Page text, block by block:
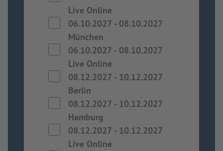
Live Online
06.10.2027 - 08.10.2027
München
06.10.2027 - 08.10.2027
Live Online
08.12.2027 - 10.12.2027
Berlin
08.12.2027 - 10.12.2027
Hamburg
08.12.2027 - 10.12.2027
Live Online